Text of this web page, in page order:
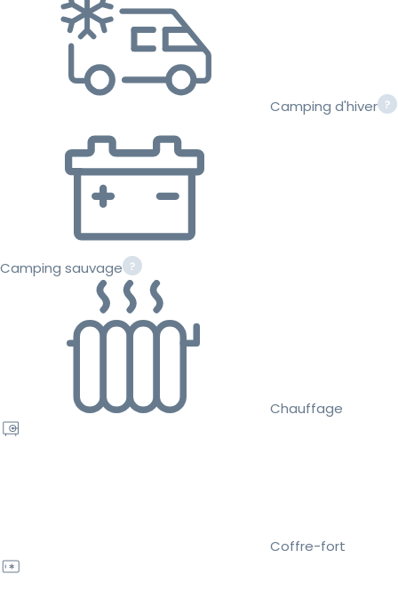
Camping d'hiver
Camping sauvage
Chauffage
Coffre-fort